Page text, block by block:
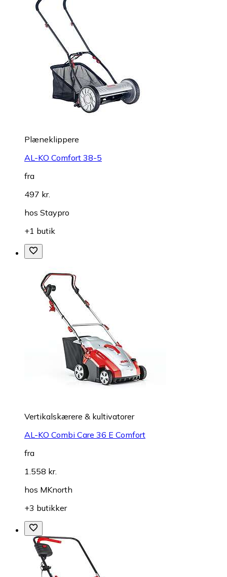
Plæneklippere
AL-KO Comfort 38-5
fra
497 kr.
hos Staypro
+1 butik
Vertikalskærere & kultivatorer
AL-KO Combi Care 36 E Comfort
fra
1.558 kr.
hos MKnorth
+3 butikker